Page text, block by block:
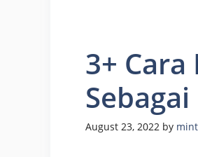
3+
August 23, 2022 by